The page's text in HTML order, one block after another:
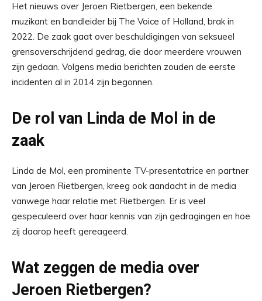
Het nieuws over Jeroen Rietbergen, een bekende
muzikant en bandleider bij The Voice of Holland, brak in
2022. De zaak gaat over beschuldigingen van seksueel
grensoverschrijdend gedrag, die door meerdere vrouwen
zijn gedaan. Volgens media berichten zouden de eerste
incidenten al in 2014 zijn begonnen.
De rol van Linda de Mol in de
zaak
Linda de Mol, een prominente TV-presentatrice en partner
van Jeroen Rietbergen, kreeg ook aandacht in de media
vanwege haar relatie met Rietbergen. Er is veel
gespeculeerd over haar kennis van zijn gedragingen en hoe
zij daarop heeft gereageerd.
Wat zeggen de media over
Jeroen Rietbergen?